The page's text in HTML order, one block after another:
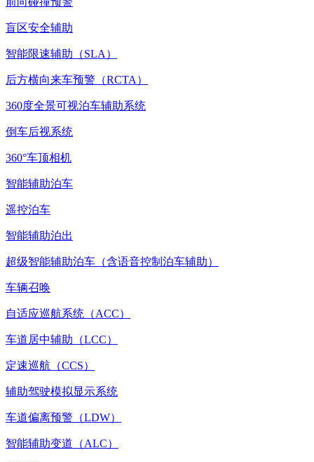
盲区安全辅助
智能限速辅助（SLA）
后方横向来车预警（RCTA）
360度全景可视泊车辅助系统
倒车后视系统
360°车顶相机
智能辅助泊车
遥控泊车
智能辅助泊出
超级智能辅助泊车（含语音控制泊车辅助）
车辆召唤
自适应巡航系统（ACC）
车道居中辅助（LCC）
定速巡航（CCS）
辅助驾驶模拟显示系统
车道偏离预警（LDW）
智能辅助变道（ALC）